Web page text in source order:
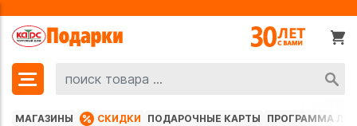
МАГАЗИНЫ СКИДКИ ПОДАРОЧНЫЕ КАРТЫ ПРОГРАММА